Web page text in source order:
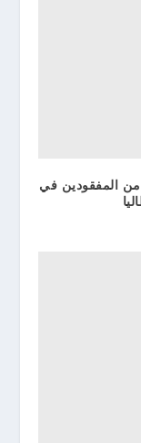
المفقودين في